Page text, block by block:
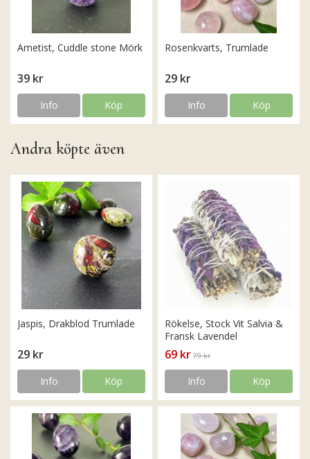
Ametist, Cuddle stone Mörk
39 kr
Info Köp
Rosenkvarts, Trumlade
29 kr
Info Köp
Andra köpte även
Jaspis, Drakblod Trumlade
29 kr
Info Köp
Rökelse, Stock Vit Salvia &
Fransk Lavendel
69 kr 79 kr
Info Köp